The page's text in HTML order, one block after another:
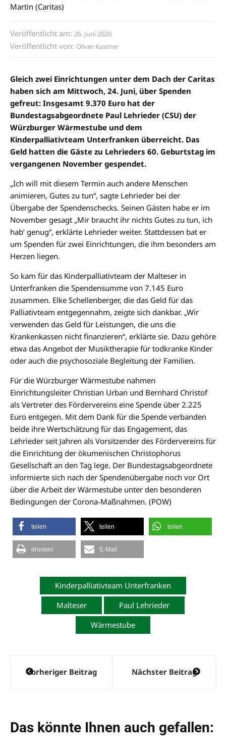
Martin (Caritas)
Veröffentlicht am: 26. Juni 2020
Veröffentlicht von: Oliver Kastner
Gleich zwei Einrichtungen unter dem Dach der Caritas
haben sich am Mittwoch, 24. Juni, über Spenden
gefreut: Insgesamt 9.370 Euro hat der
Bundestagsabgeordnete Paul Lehrieder (CSU) der
Würzburger Wärmestube und dem
Kinderpalliativteam Unterfranken überreicht. Das
Geld hatten die Gäste zu Lehrieders 60. Geburtstag im
vergangenen November gespendet.
„Ich will mit diesem Termin auch andere Menschen
animieren, Gutes zu tun“, sagte Lehrieder bei der
Übergabe der Spendenschecks. Seinen Gästen habe er im
November gesagt „Mir braucht ihr nichts Gutes zu tun, ich
hab‘ genug“, erklärte Lehrieder weiter. Stattdessen bat er
um Spenden für zwei Einrichtungen, die ihm besonders am
Herzen liegen.
So kam für das Kinderpalliativteam der Malteser in
Unterfranken die Spendensumme von 7.145 Euro
zusammen. Elke Schellenberger, die das Geld für das
Palliativteam entgegennahm, zeigte sich dankbar. „Wir
verwenden das Geld für Leistungen, die uns die
Krankenkassen nicht finanzieren“, erklärte sie. Dazu gehöre
etwa das Angebot der Musiktherapie für todkranke Kinder
oder auch die psychosoziale Begleitung der Familien.
Für die Würzburger Wärmestube nahmen
Einrichtungsleiter Christian Urban und Bernhard Christof
als Vertreter des Fördervereins eine Spende über 2.225
Euro entgegen. Mit dem Dank für die Spende verbanden
beide ihre Wertschätzung für das Engagement, das
Lehrieder seit Jahren als Vorsitzender des Fördervereins für
die Einrichtung der ökumenischen Christophorus
Gesellschaft an den Tag lege. Der Bundestagsabgeordnete
informierte sich nach der Spendenübergabe noch vor Ort
über die Arbeit der Wärmestube unter den besonderen
Bedingungen der Corona-Maßnahmen. (POW)
teilen teilen teilen
drucken E-Mail
Kinderpalliativteam Unterfranken
Malteser
Paul Lehrieder
Wärmestube
Beitragsnavigation
Vorheriger Beitrag Nächster Beitrag
Das könnte Ihnen auch gefallen: